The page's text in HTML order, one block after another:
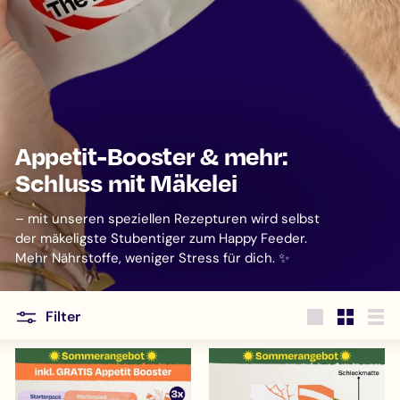
Appetit-Booster & mehr:
Schluss mit Mäkelei
– mit unseren speziellen Rezepturen wird selbst
der mäkeligste Stubentiger zum Happy Feeder.
Mehr Nährstoffe, weniger Stress für dich. ✨
Filter